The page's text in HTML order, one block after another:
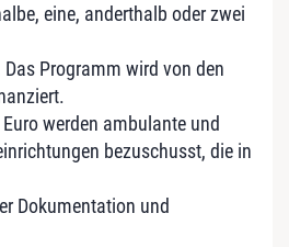
eine, anderthalb oder zwei
Programm wird von den
werden ambulante und
bezuschusst, die in
Dokumentation und